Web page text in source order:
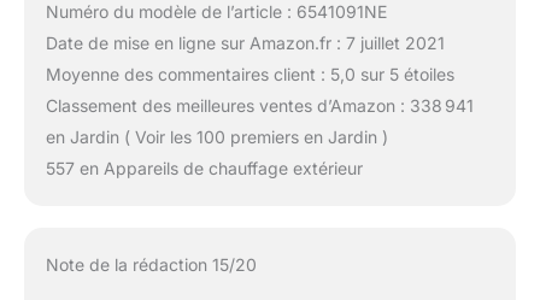
Numéro du modèle de l’article : 6541091NE
Date de mise en ligne sur Amazon.fr : 7 juillet 2021
Moyenne des commentaires client : 5,0 sur 5 étoiles
Classement des meilleures ventes d’Amazon : 338 941
en Jardin ( Voir les 100 premiers en Jardin )
557 en Appareils de chauffage extérieur
Note de la rédaction 15/20